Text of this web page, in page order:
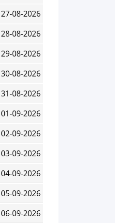
27-08-2026
28-08-2026
29-08-2026
30-08-2026
31-08-2026
01-09-2026
02-09-2026
03-09-2026
04-09-2026
05-09-2026
06-09-2026